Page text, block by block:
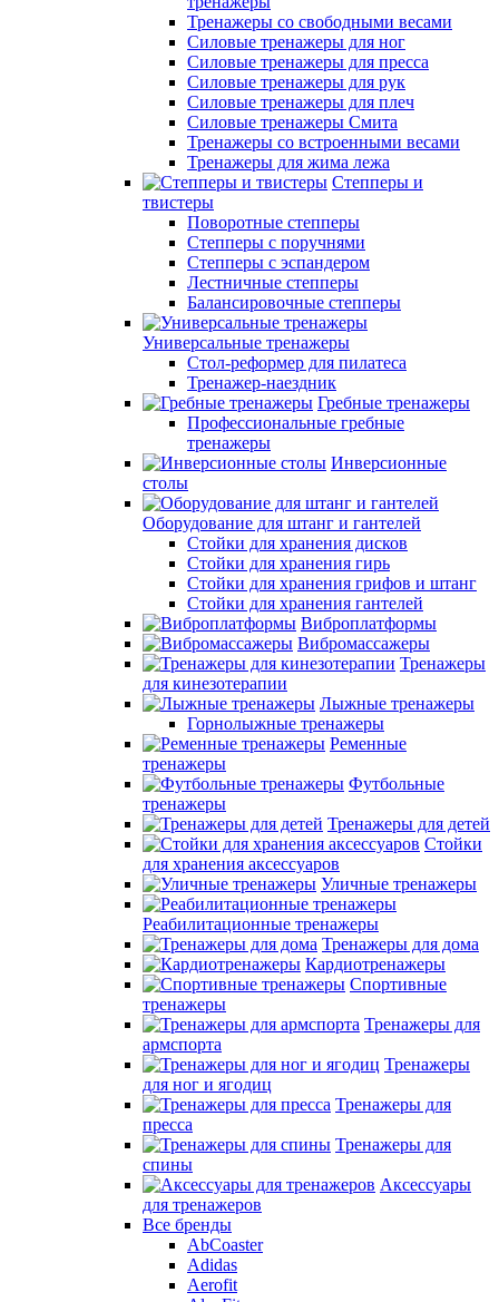
Тренажеры со свободными весами
Силовые тренажеры для ног
Силовые тренажеры для пресса
Силовые тренажеры для рук
Силовые тренажеры для плеч
Силовые тренажеры Смита
Тренажеры со встроенными весами
Тренажеры для жима лежа
Степперы и
твистеры
Поворотные степперы
Степперы с поручнями
Степперы с эспандером
Лестничные степперы
Балансировочные степперы
Универсальные тренажеры
Стол-реформер для пилатеса
Тренажер-наездник
Гребные тренажеры
Профессиональные гребные
тренажеры
Инверсионные
столы
Оборудование для штанг и гантелей
Стойки для хранения дисков
Стойки для хранения гирь
Стойки для хранения грифов и штанг
Стойки для хранения гантелей
Виброплатформы
Вибромассажеры
Тренажеры
для кинезотерапии
Лыжные тренажеры
Горнолыжные тренажеры
Ременные
тренажеры
Футбольные
тренажеры
Тренажеры для детей
Стойки
для хранения аксессуаров
Уличные тренажеры
Реабилитационные тренажеры
Тренажеры для дома
Кардиотренажеры
Спортивные
тренажеры
Тренажеры для
армспорта
Тренажеры
для ног и ягодиц
Тренажеры для
пресса
Тренажеры для
спины
Аксессуары
для тренажеров
Все бренды
AbCoaster
Adidas
Aerofit